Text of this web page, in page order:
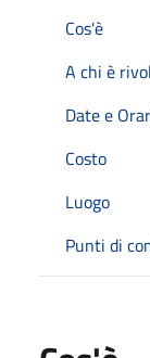
Cos'è
A chi è
Date e
Costo
Luogo
Punti di